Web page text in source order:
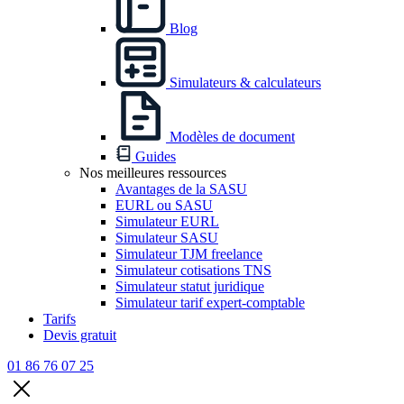
Blog
Simulateurs & calculateurs
Modèles de document
Guides
Nos meilleures ressources
Avantages de la SASU
EURL ou SASU
Simulateur EURL
Simulateur SASU
Simulateur TJM freelance
Simulateur cotisations TNS
Simulateur statut juridique
Simulateur tarif expert-comptable
Tarifs
Devis gratuit
01 86 76 07 25